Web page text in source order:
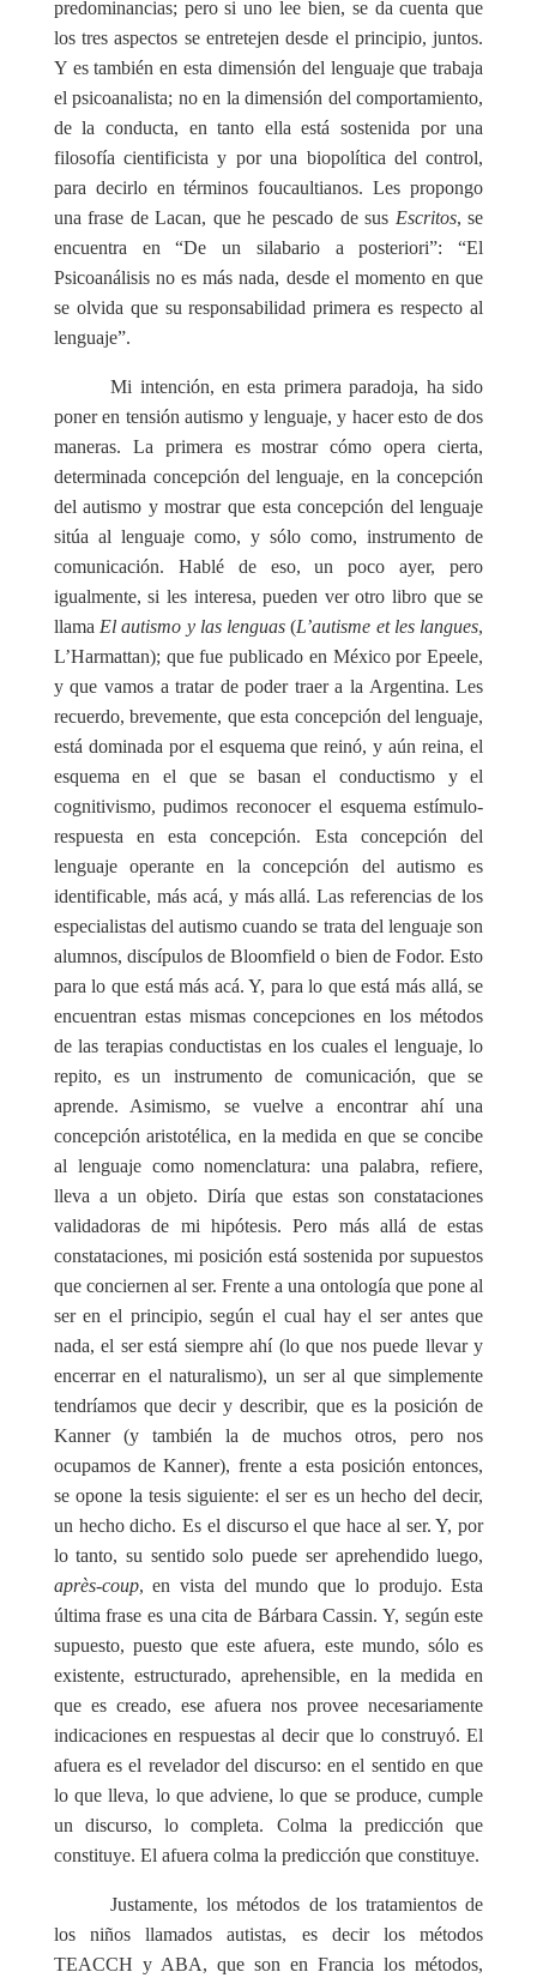
predominancias; pero si uno lee bien, se da cuenta que
los tres aspectos se entretejen desde el principio, juntos.
Y es también en esta dimensión del lenguaje que trabaja
el psicoanalista; no en la dimensión del comportamiento,
de la conducta, en tanto ella está sostenida por una
filosofía cientificista y por una biopolítica del control,
para decirlo en términos foucaultianos. Les propongo
una frase de Lacan, que he pescado de sus Escritos, se
encuentra en “De un silabario a posteriori”: “El
Psicoanálisis no es más nada, desde el momento en que
se olvida que su responsabilidad primera es respecto al
lenguaje”.
Mi intención, en esta primera paradoja, ha sido
poner en tensión autismo y lenguaje, y hacer esto de dos
maneras. La primera es mostrar cómo opera cierta,
determinada concepción del lenguaje, en la concepción
del autismo y mostrar que esta concepción del lenguaje
sitúa al lenguaje como, y sólo como, instrumento de
comunicación. Hablé de eso, un poco ayer, pero
igualmente, si les interesa, pueden ver otro libro que se
llama El autismo y las lenguas(L’autisme et les langues,
L’Harmattan); que fue publicado en México por Epeele,
y que vamos a tratar de poder traer a la Argentina. Les
recuerdo, brevemente, que esta concepción del lenguaje,
está dominada por el esquema que reinó, y aún reina, el
esquema en el que se basan el conductismo y el
cognitivismo, pudimos reconocer el esquema estímulo-
respuesta en esta concepción. Esta concepción del
lenguaje operante en la concepción del autismo es
identificable, más acá, y más allá. Las referencias de los
especialistas del autismo cuando se trata del lenguaje son
alumnos, discípulos de Bloomfield o bien de Fodor. Esto
para lo que está más acá. Y, para lo que está más allá, se
encuentran estas mismas concepciones en los métodos
de las terapias conductistas en los cuales el lenguaje, lo
repito, es un instrumento de comunicación, que se
aprende. Asimismo, se vuelve a encontrar ahí una
concepción aristotélica, en la medida en que se concibe
al lenguaje como nomenclatura: una palabra, refiere,
lleva a un objeto. Diría que estas son constataciones
validadoras de mi hipótesis. Pero más allá de estas
constataciones, mi posición está sostenida por supuestos
que conciernen al ser. Frente a una ontología que pone al
ser en el principio, según el cual hay el ser antes que
nada, el ser está siempre ahí (lo que nos puede llevar y
encerrar en el naturalismo), un ser al que simplemente
tendríamos que decir y describir, que es la posición de
Kanner (y también la de muchos otros, pero nos
ocupamos de Kanner), frente a esta posición entonces,
se opone la tesis siguiente: el ser es un hecho del decir,
un hecho dicho. Es el discurso el que hace al ser. Y, por
lo tanto, su sentido solo puede ser aprehendido luego,
après-coup, en vista del mundo que lo produjo. Esta
última frase es una cita de Bárbara Cassin. Y, según este
supuesto, puesto que este afuera, este mundo, sólo es
existente, estructurado, aprehensible, en la medida en
que es creado, ese afuera nos provee necesariamente
indicaciones en respuestas al decir que lo construyó. El
afuera es el revelador del discurso: en el sentido en que
lo que lleva, lo que adviene, lo que se produce, cumple
un discurso, lo completa. Colma la predicción que
constituye. El afuera colma la predicción que constituye.
Justamente, los métodos de los tratamientos de
los niños llamados autistas, es decir los métodos
TEACCH y ABA, que son en Francia los métodos,